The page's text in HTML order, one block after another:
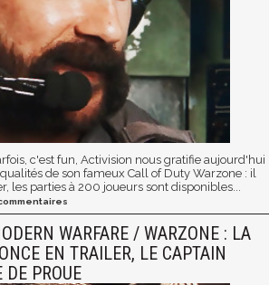
c'est fun, Activision nous gratifie aujourd'hui
de son fameux Call of Duty Warzone : il
les parties à 200 joueurs sont disponibles...
WARFARE / WARZONE : LA
EN TRAILER, LE CAPTAIN
DE PROUE